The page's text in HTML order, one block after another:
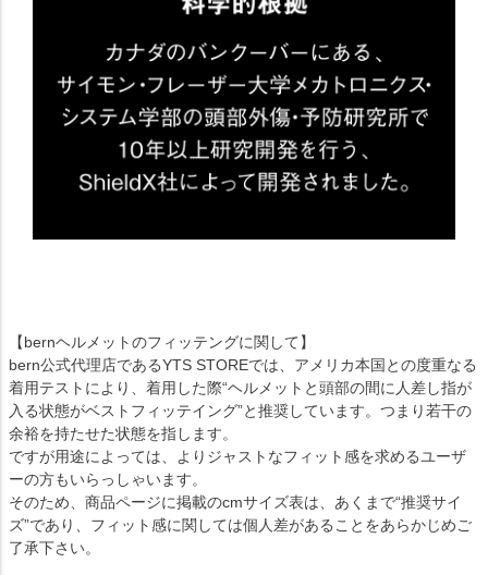
【bernヘルメットのフィッテングに関して】
bern公式代理店であるYTS STOREでは、アメリカ本国との度重なる
着用テストにより、着用した際“ヘルメットと頭部の間に人差し指が
入る状態がベストフィッテイング”と推奨しています。つまり若干の
余裕を持たせた状態を指します。
ですが用途によっては、よりジャストなフィット感を求めるユーザ
ーの方もいらっしゃいます。
そのため、商品ページに掲載のcmサイズ表は、あくまで“推奨サイ
ズ”であり、フィット感に関しては個人差があることをあらかじめご
了承下さい。